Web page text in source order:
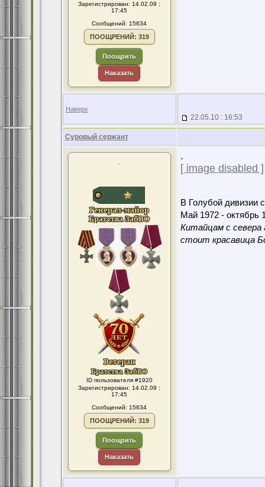
Зарегистрирован: 14.02.09 :
17:45
Сообщений: 15634
ПООЩРЕНИЙ: 319
Поощрить
Наказать
Наверх
22.05.10 : 16:53
Суровый сержант
.
ID пользователя #1920
Зарегистрирован: 14.02.09 :
17:45
Сообщений: 15634
ПООЩРЕНИЙ: 319
Поощрить
Наказать
.
[ image disabled ]
В Голубой дивизии
Май 1972 - октябрь
Китайцам с севера
стоит красавица